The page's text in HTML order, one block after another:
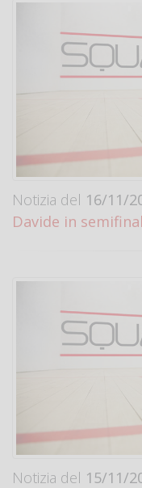
Notizia del 16/11/
Davide in
Notizia del 15/11/